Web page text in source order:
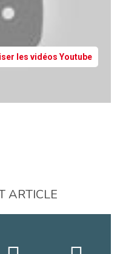
les vidéos Youtube
ARTICLE